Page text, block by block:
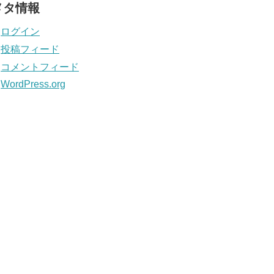
タ情報
ログイン
投稿フィード
コメントフィード
WordPress.org